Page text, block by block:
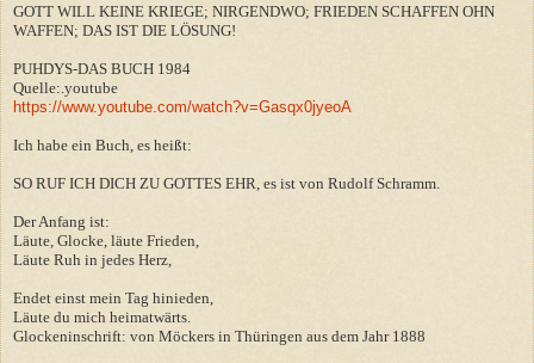
GOTT WILL KEINE KRIEGE; NIRGENDWO; FRIEDEN SCHAFFEN OHN
WAFFEN; DAS IST DIE LÖSUNG!
PUHDYS-DAS BUCH 1984
Quelle:.youtube
https://www.youtube.com/watch?v=Gasqx0jyeoA
Ich habe ein Buch, es heißt:
SO RUF ICH DICH ZU GOTTES EHR, es ist von Rudolf Schramm.
Der Anfang ist:
Läute, Glocke, läute Frieden,
Läute Ruh in jedes Herz,
Endet einst mein Tag hinieden,
Läute du mich heimatwärts.
Glockeninschrift: von Möckers in Thüringen aus dem Jahr 1888